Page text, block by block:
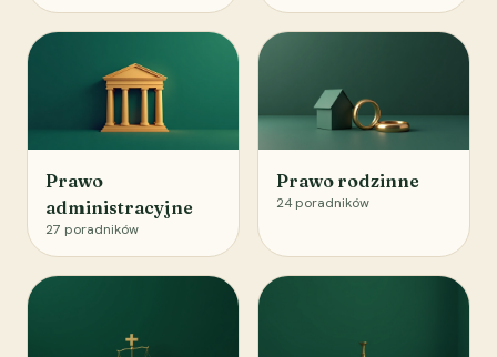
Prawo
administracyjne
27 poradników
Prawo rodzinne
24 poradników